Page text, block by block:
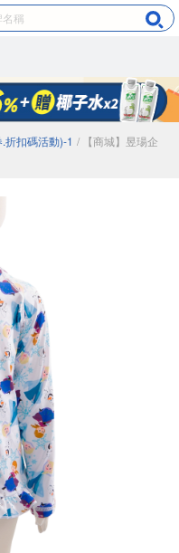
折扣碼活動)-1 / 【商城】昱瑒企